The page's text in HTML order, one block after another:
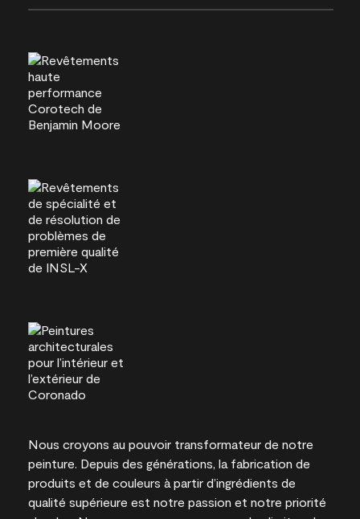
Nous croyons au pouvoir transformateur de notre
peinture. Depuis des générations, la fabrication de
produits et de couleurs à partir d’ingrédients de
qualité supérieure est notre passion et notre priorité